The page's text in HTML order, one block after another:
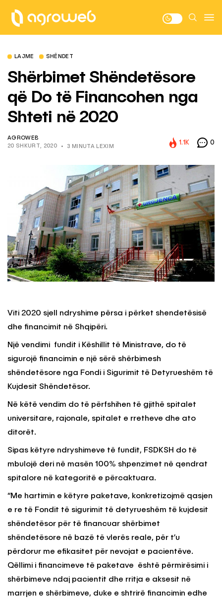
LAJME SHËNDET
Shërbimet Shëndetësore
që Do të Financohen nga
Shteti në 2020
AGROWEB
20 SHKURT, 2020
3 MINUTA LEXIM
1.1K 0
Viti 2020 sjell ndryshime përsa i përket shendetësisë
dhe financimit në Shqipëri.
Një vendimi fundit i Këshillit të Ministrave, do të
sigurojë financimin e një sërë shërbimesh
shëndetësore nga Fondi i Sigurimit të Detyrueshëm të
Kujdesit Shëndetësor.
Në këtë vendim do të përfshihen të gjithë spitalet
universitare, rajonale, spitalet e rretheve dhe ato
ditorët.
Sipas këtyre ndryshimeve të fundit, FSDKSH do të
mbulojë deri në masën 100% shpenzimet në qendrat
spitalore në kategoritë e përcaktuara.
“Me hartimin e këtyre paketave, konkretizojmë qasjen
e re të Fondit të sigurimit të detyrueshëm të kujdesit
shëndetësor për të financuar shërbimet
shëndetësore në bazë të vlerës reale, për t’u
përdorur me efikasitet për nevojat e pacientëve.
Qëllimi i financimeve të paketave është përmirësimi i
shërbimeve ndaj pacientit dhe rritja e aksesit në
marrjen e shërbimeve, duke e shtrirë financimin edhe